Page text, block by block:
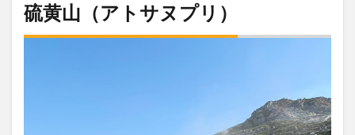
硫黄山（アトサヌプリ）